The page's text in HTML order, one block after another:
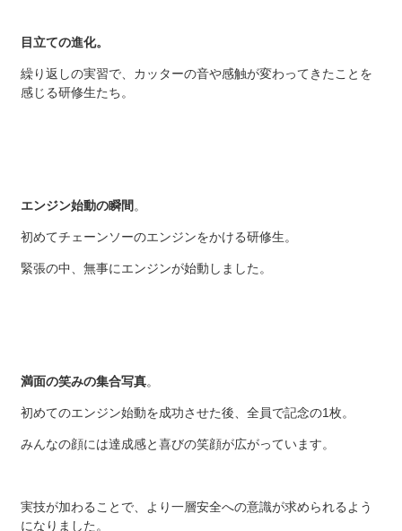
目立ての進化。
繰り返しの実習で、カッターの音や感触が変わってきたことを
感じる研修生たち。
エンジン始動の瞬間。
初めてチェーンソーのエンジンをかける研修生。
緊張の中、無事にエンジンが始動しました。
満面の笑みの集合写真。
初めてのエンジン始動を成功させた後、全員で記念の1枚。
みんなの顔には達成感と喜びの笑顔が広がっています。
実技が加わることで、より一層安全への意識が求められるよう
になりました。